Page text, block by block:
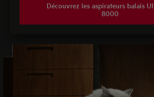
Découvrez les aspirateurs balais
8000